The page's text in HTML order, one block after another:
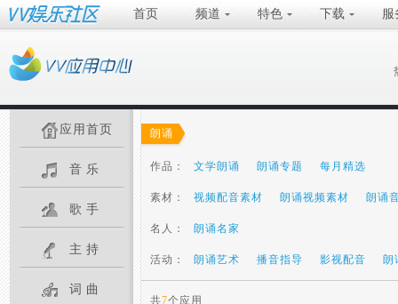
首页 频道 特色 下载 服
应用首页
音乐
歌手
主持
词曲
朗诵
作品： 文学朗诵 朗诵专题 每月精选
素材： 视频配音素材 朗诵视频素材 朗诵
名人： 朗诵名家
活动： 朗诵艺术 播音指导 影视配音 朗
共7个应用